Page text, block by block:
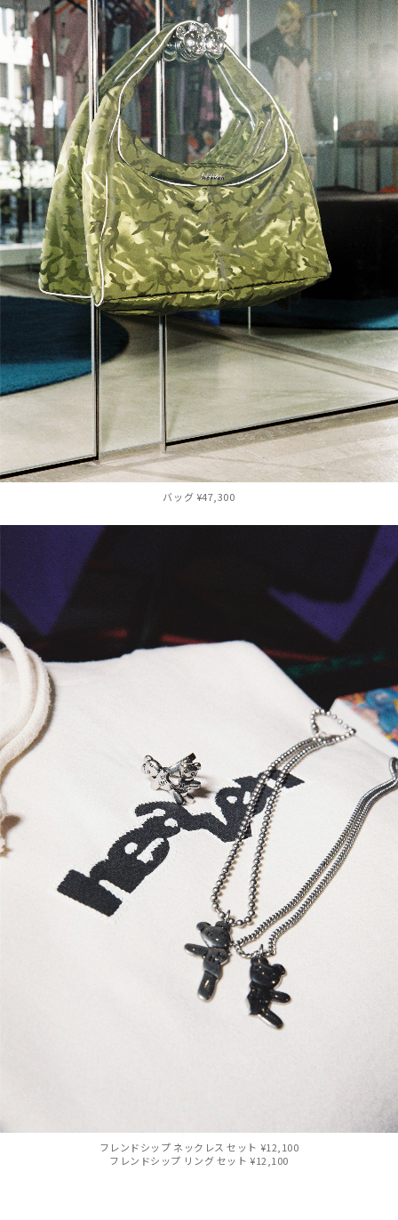
バッグ ¥47,300
フレンドシップ ネックレス セット ¥12,100
フレンドシップ リング セット ¥12,100